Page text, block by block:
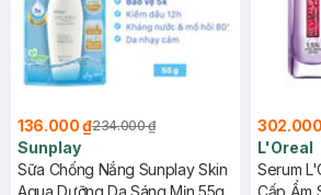
136.000 ₫234.000 ₫
Sunplay
Sữa Chống Nắng Sunplay Skin
Aqua Dưỡng Da Sáng Mịn 55g
L'Oreal
Serum
Cấp Ẩm